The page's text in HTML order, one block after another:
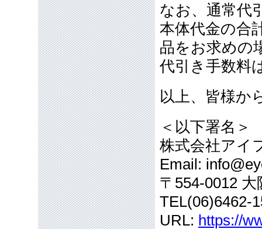
なお、通常代
本体代金の合
品をお求めの
代引き手数料
以上、皆様か
＜以下署名＞
株式会社アイ
Email:
〒554-0012
TEL(06)6462-
URL: https://